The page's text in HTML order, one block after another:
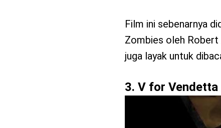
Film ini sebenarnya
Zombies oleh Robert
juga layak untuk
3. V for Vendetta